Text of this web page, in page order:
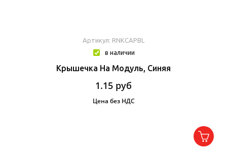
Артикул: RNKCAPBL
в наличии
Крышечка На Модуль, Синяя
1.15 руб
Цена без НДС